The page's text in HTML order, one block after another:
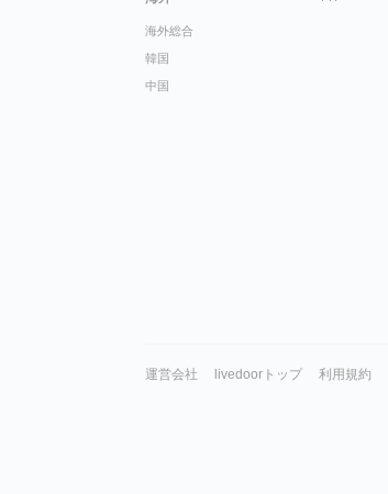
海外総合
韓国
中国
運営会社 livedoorトップ 利用規約